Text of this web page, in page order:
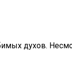
духов.